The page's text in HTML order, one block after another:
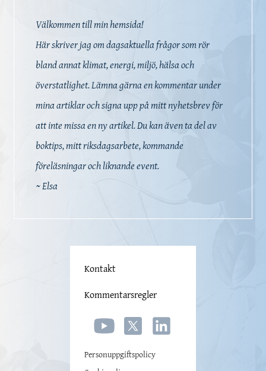
Välkommen till min hemsida!
Här skriver jag om dagsaktuella frågor som rör
bland annat klimat, energi, miljö, hälsa och
överstatlighet. Lämna gärna en kommentar under
mina artiklar och signa upp på mitt nyhetsbrev för
att inte missa en ny artikel. Du kan även ta del av
boktips, mitt riksdagsarbete, kommande
föreläsningar och liknande event.
~ Elsa
Kontakt
Kommentarsregler
Personuppgiftspolicy